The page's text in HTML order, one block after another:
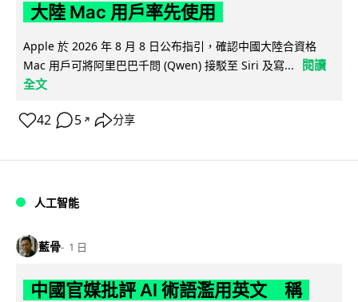
大陸 Mac 用戶率先使用
Apple 於 2026 年 8 月 8 日公布指引，確認中國大陸合資格
Mac 用戶可將阿里巴巴千問 (Qwen) 接駁至 Siri 及寫...
閱讀
全文
42 5 ↗ 分享
人工智能
藍骨 1 日
中國官媒批評 AI 術語濫用英文 稱